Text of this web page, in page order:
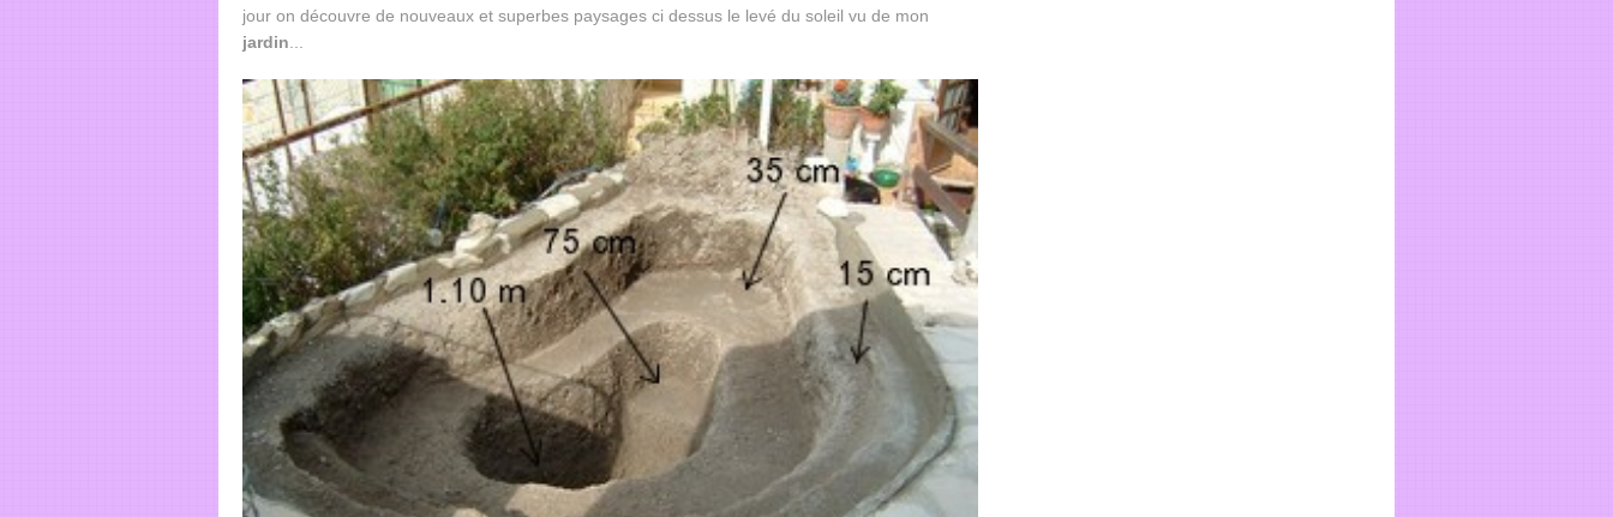
jour on découvre de nouveaux et superbes paysages ci dessus le levé du soleil vu de mon
jardin